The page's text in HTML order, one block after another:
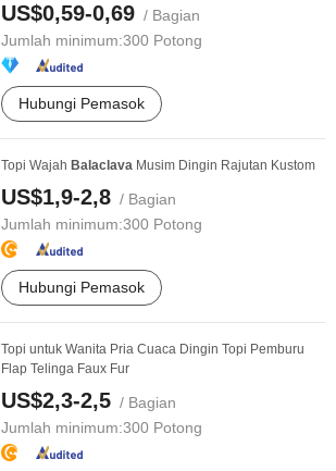
US$0,59-0,69 / Bagian
Jumlah minimum:300 Potong
Hubungi Pemasok
Topi Wajah Balaclava Musim Dingin Rajutan Kustom
US$1,9-2,8 / Bagian
Jumlah minimum:300 Potong
Hubungi Pemasok
Topi untuk Wanita Pria Cuaca Dingin Topi Pemburu
Flap Telinga Faux Fur
US$2,3-2,5 / Bagian
Jumlah minimum:300 Potong